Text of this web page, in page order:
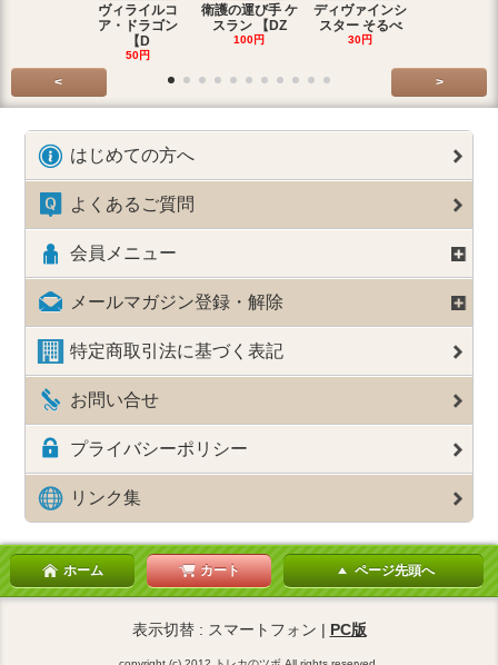
ヴィライルコ
ア・ドラゴン
【D
50円
衛護の運び手 ケ
スラン 【DZ
100円
ディヴァインシ
スター そるべ
30円
< >
はじめての方へ
よくあるご質問
会員メニュー
メールマガジン登録・解除
特定商取引法に基づく表記
お問い合せ
プライバシーポリシー
リンク集
ホーム カート ページ先頭へ
表示切替 : スマートフォン | PC版